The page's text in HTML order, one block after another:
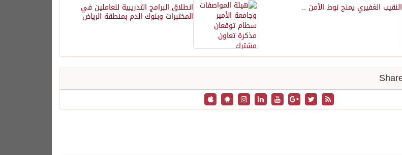
انطلاق البرامج التدريبية للعاملين في
المختبرات وبنوك الدم بمنطقة الرياض
النقيب الغفيري يمنح نوط الأمن ..